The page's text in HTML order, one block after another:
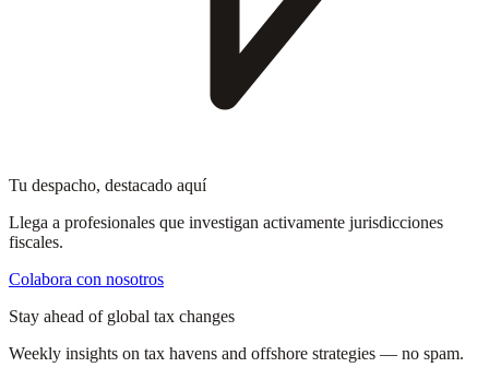
Tu despacho, destacado aquí
Llega a profesionales que investigan activamente jurisdicciones
fiscales.
Colabora con nosotros
Stay ahead of global tax changes
Weekly insights on tax havens and offshore strategies — no spam.